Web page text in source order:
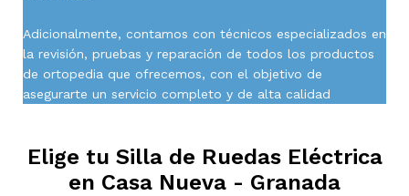
Adicionalmente, contamos con técnicos especializados en
la revisión, pruebas y reparación de todos los productos
de ortopedia que ofrecemos, con el objetivo de
asegurarte un servicio completo y de alta calidad
Elige tu Silla de Ruedas Eléctrica
en Casa Nueva - Granada